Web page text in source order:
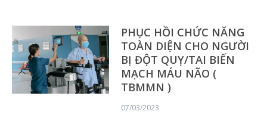
PHỤC HỒI CHỨC NĂNG
TOÀN DIỆN CHO NGƯỜI
BỊ ĐỘT QUỴ/TAI BIẾN
MẠCH MÁU NÃO (
TBMMN )
07/03/2023